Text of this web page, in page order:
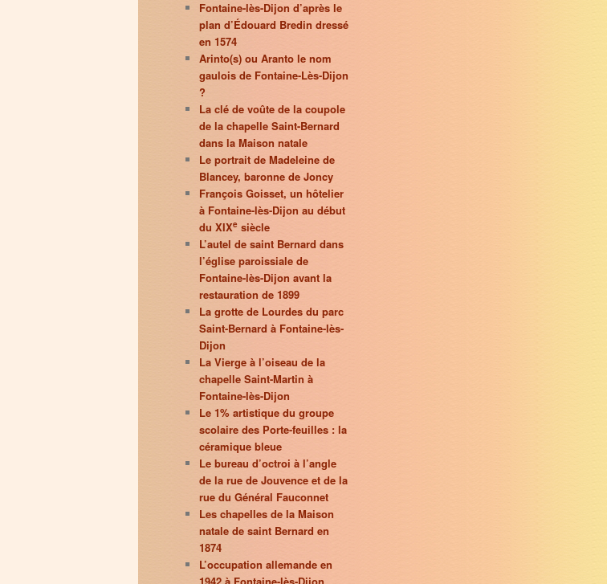
Fontaine-lès-Dijon d’après le
plan d’Édouard Bredin dressé
en 1574
Arinto(s) ou Aranto le nom
gaulois de Fontaine-Lès-Dijon
?
La clé de voûte de la coupole
de la chapelle Saint-Bernard
dans la Maison natale
Le portrait de Madeleine de
Blancey, baronne de Joncy
François Goisset, un hôtelier
à Fontaine-lès-Dijon au début
du XIXe siècle
L’autel de saint Bernard dans
l’église paroissiale de
Fontaine-lès-Dijon avant la
restauration de 1899
La grotte de Lourdes du parc
Saint-Bernard à Fontaine-lès-
Dijon
La Vierge à l’oiseau de la
chapelle Saint-Martin à
Fontaine-lès-Dijon
Le 1% artistique du groupe
scolaire des Porte-feuilles : la
céramique bleue
Le bureau d’octroi à l’angle
de la rue de Jouvence et de la
rue du Général Fauconnet
Les chapelles de la Maison
natale de saint Bernard en
1874
L’occupation allemande en